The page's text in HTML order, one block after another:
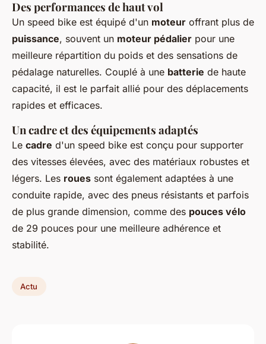
Des performances de haut vol
Un speed bike est équipé d'un moteur offrant plus de
puissance, souvent un moteur pédalier pour une
meilleure répartition du poids et des sensations de
pédalage naturelles. Couplé à une batterie de haute
capacité, il est le parfait allié pour des déplacements
rapides et efficaces.
Un cadre et des équipements adaptés
Le cadre d'un speed bike est conçu pour supporter
des vitesses élevées, avec des matériaux robustes et
légers. Les roues sont également adaptées à une
conduite rapide, avec des pneus résistants et parfois
de plus grande dimension, comme des pouces vélo
de 29 pouces pour une meilleure adhérence et
stabilité.
Actu